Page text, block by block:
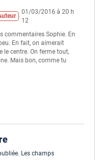
01/03/2016 à 20 h
12
commentaires Sophie. En
En fait, on aimerait
le centre. On ferme tout,
Mais bon, comme tu
Les champs